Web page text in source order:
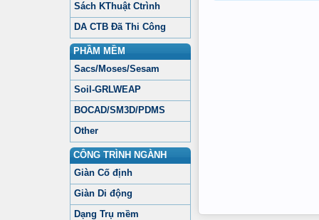
Sách KThuật Ctrình
DA CTB Đã Thi Công
PHẦM MỀM
Sacs/Moses/Sesam
Soil-GRLWEAP
BOCAD/SM3D/PDMS
Other
CÔNG TRÌNH NGÀNH
Giàn Cố định
Giàn Di động
Dạng Trụ mềm